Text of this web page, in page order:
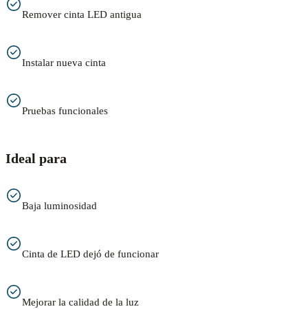
Remover cinta LED antigua
Instalar nueva cinta
Pruebas funcionales
Ideal para
Baja luminosidad
Cinta de LED dejó de funcionar
Mejorar la calidad de la luz